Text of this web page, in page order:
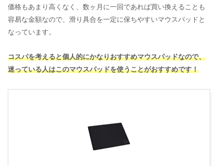
価格もあまり高くなく、数ヶ月に一回であれば買い換えることも
容易な金額なので、滑り具合を一定に保ちやすいマウスパッドと
なっています。
コスパを考えると個人的にかなりおすすめマウスパッドなので、
迷っている人はこのマウスパッドを使うことがおすすめです！